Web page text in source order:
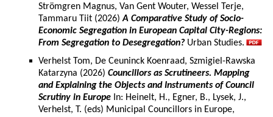
Strömgren Magnus, Van Gent Wouter, Wessel Terje,
Tammaru Tiit (2026)A Comparative Study of Socio-
Economic Segregation in European Capital City-Regions:
From Segregation to Desegregation? Urban Studies.
Verhelst Tom, De Ceuninck Koenraad, Szmigiel-Rawska
Katarzyna (2026) Councillors as Scrutineers. Mapping
and Explaining the Objects and Instruments of Council
Scrutiny in Europe In: Heinelt, H., Egner, B., Lysek, J.,
Verhelst, T. (eds) Municipal Councillors in Europe,